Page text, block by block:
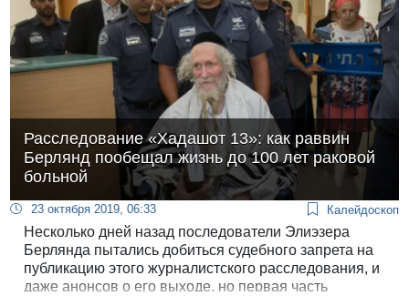
Расследование «Хадашот 13»: как раввин
Берлянд пообещал жизнь до 100 лет раковой
больной
23 октября 2019, 06:33 Калейдоскоп
Несколько дней назад последователи Элиэзера
Берлянда пытались добиться судебного запрета на
публикацию этого журналистского расследования, и
даже анонсов о его выходе, но первая часть